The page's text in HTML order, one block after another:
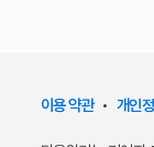
이용 약관• 개인